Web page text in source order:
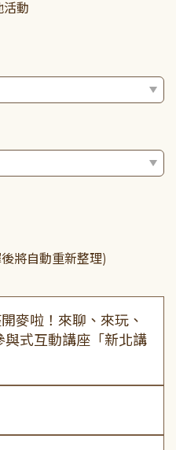
活動
將自動重新整理)
麥啦！來聊、來玩、
與式互動講座「新北講